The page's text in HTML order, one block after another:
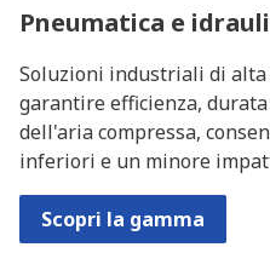
Pneumatica e
Soluzioni industriali di
garantire efficienza,
dell'aria compressa,
inferiori e un minore
Scopri la gamma